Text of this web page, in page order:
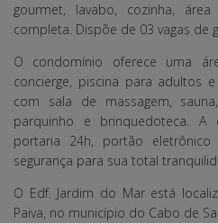
gourmet, lavabo, cozinha,
completa. Dispõe de 03 vagas de
O condomínio oferece uma
concierge, piscina para adultos
com sala de massagem,
parquinho e brinquedoteca.
portaria 24h, portão
segurança para sua total
O Edf. Jardim do Mar está
Paiva, no município do Cabo de